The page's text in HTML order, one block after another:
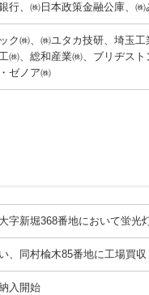
行、㈱日本政策金融公庫、㈱
ク㈱、㈱ユタカ技研、埼玉
㈱、総和産業㈱、ブリヂス
ゼノア㈱
字新堀368番地において蛍光
、同村楡木85番地に工場買
入開始